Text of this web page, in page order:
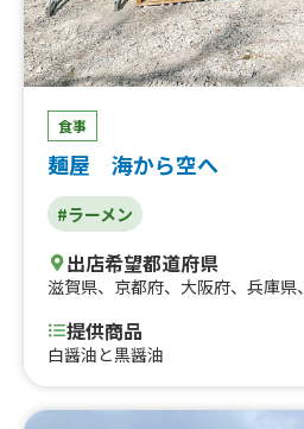
食事
麺屋 海から空へ
#ラーメン
出店希望都道府県
滋賀県、 京都府、 大阪府、 兵庫県、
提供商品
白醤油と黒醤油